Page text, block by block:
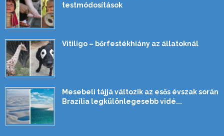
testmódosítások
Vitiligo – bőrfestékhiány az állatoknál
Mesebeli tájjá változik az esős évszak során
Brazília legkülönlegesebb vidé...